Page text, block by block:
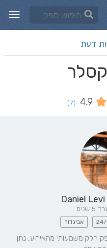
דעת
4.9
(7)
Daniel Levi
24/ אביגדור